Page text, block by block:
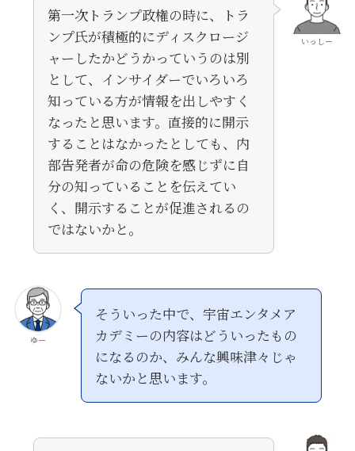
いっしー
第一次トランプ政権の時に、トラ
ンプ氏が積極的にディスクロージ
ャーしたかどうかっていうのは別
として、インサイダーでいろいろ
知っている方が情報を出しやすく
なったと思います。直接的に開示
することはなかったとしても、内
部告発者が命の危険を感じずに自
分の知っていることを伝えてい
く、開示することが促進されるの
ではないかと。
ゆー
そういった中で、宇宙エンタメア
カデミーの内容はどういったもの
になるのか、みんな興味津々じゃ
ないかと思います。